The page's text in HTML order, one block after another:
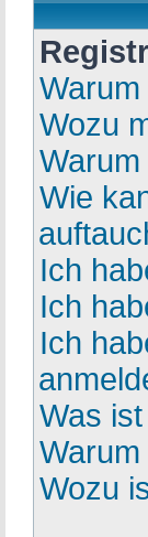
Wozu
Wie
Ich
Ich
Ich
Was
Wozu